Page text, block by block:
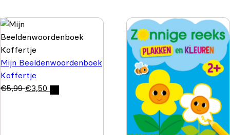
Mijn Beeldenwoordenboek
Koffertje
€5,99 €3,50